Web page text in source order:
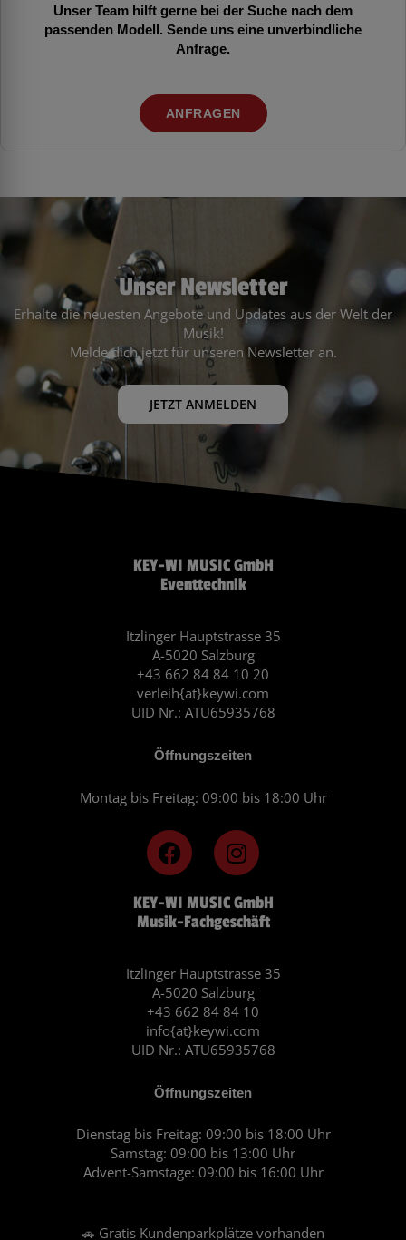
Unser Team hilft gerne bei der Suche nach dem
passenden Modell. Sende uns eine unverbindliche
Anfrage.
ANFRAGEN
Unser Newsletter
Erhalte die neuesten Angebote und Updates aus der Welt der
Musik!
Melde dich jetzt für unseren Newsletter an.
JETZT ANMELDEN
KEY-WI MUSIC GmbH
Musik-Fachgeschäft
Itzlinger Hauptstrasse 35
A-5020 Salzburg
+43 662 84 84 10
info{at}keywi.com
UID Nr.: ATU65935768
Öffnungszeiten
Dienstag bis Freitag: 09:00 bis 18:00 Uhr
Samstag: 09:00 bis 13:00 Uhr
Advent-Samstage: 09:00 bis 16:00 Uhr
🚗 Gratis Kundenparkplätze vorhanden
F
a
c
e
b
o
k
I
n
s
t
a
r
a
m
KEY-WI MUSIC GmbH
Eventtechnik
Itzlinger Hauptstrasse 35
A-5020 Salzburg
+43 662 84 84 10 20
verleih{at}keywi.com
UID Nr.: ATU65935768
Öffnungszeiten
Montag bis Freitag: 09:00 bis 18:00 Uhr